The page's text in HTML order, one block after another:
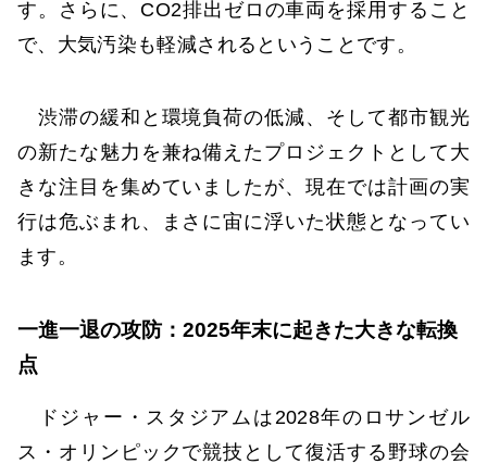
す。さらに、CO2排出ゼロの車両を採用すること
で、大気汚染も軽減されるということです。
渋滞の緩和と環境負荷の低減、そして都市観光
の新たな魅力を兼ね備えたプロジェクトとして大
きな注目を集めていましたが、現在では計画の実
行は危ぶまれ、まさに宙に浮いた状態となってい
ます。
一進一退の攻防：2025年末に起きた大きな転換
点
ドジャー・スタジアムは2028年のロサンゼル
ス・オリンピックで競技として復活する野球の会